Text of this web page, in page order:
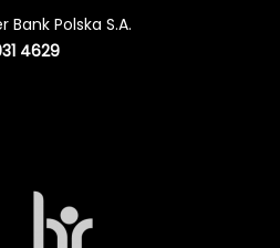
Polska S.A.
4629